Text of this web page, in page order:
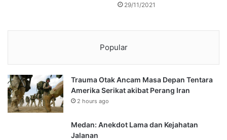
29/11/2021
Popular
Trauma Otak Ancam Masa Depan Tentara
Amerika Serikat akibat Perang Iran
2 hours ago
Medan: Anekdot Lama dan Kejahatan
Jalanan